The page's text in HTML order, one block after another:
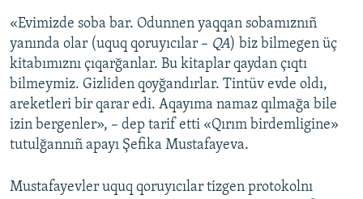
«Evimizde soba bar. Odunnen yaqqan sobamıznıñ
yanında olar (uquq qoruyıcılar – QA) biz bilmegen üç
kitabımıznı çıqarğanlar. Bu kitaplar qaydan çıqtı
bilmeymiz. Gizliden qoyğandırlar. Tintüv evde oldı,
areketleri bir qarar edi. Aqayıma namaz qılmağa bile
izin bergenler», – dep tarif etti «Qırım birdemligine»
tutulğannıñ apayı Şefika Mustafayeva.
Mustafayevler uquq qoruyıcılar tizgen protokolnı